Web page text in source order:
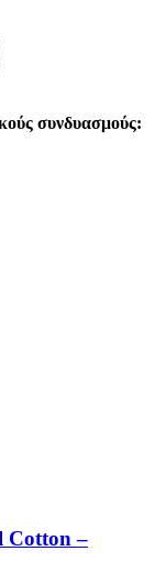
συνδυασμούς:
Cotton –